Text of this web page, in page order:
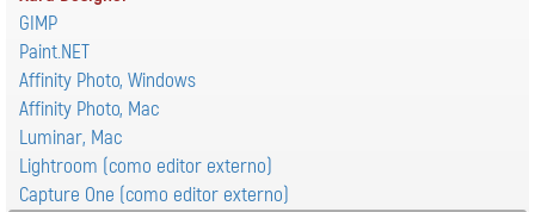
GIMP
Paint.NET
Affinity Photo, Windows
Affinity Photo, Mac
Luminar, Mac
Lightroom (como editor externo)
Capture One (como editor externo)